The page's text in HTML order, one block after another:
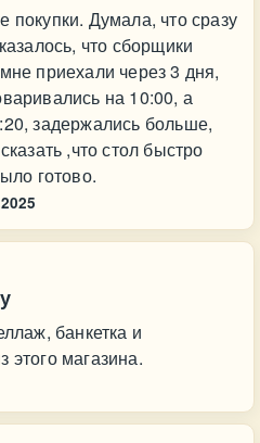
покупки. Думала, что сразу
что сборщики
приехали через 3 дня,
на 10:00, а
задержались больше,
,что стол быстро
готово.
банкетка и
этого магазина.